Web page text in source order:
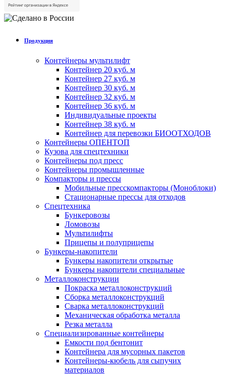
Продукция
Контейнеры мультилифт
Контейнер 20 куб. м
Контейнер 27 куб. м
Контейнер 30 куб. м
Контейнер 32 куб. м
Контейнер 36 куб. м
Индивидуальные проекты
Контейнер 38 куб. м
Контейнер для перевозки БИООТХОДОВ
Контейнеры ОПЕНТОП
Кузова для спецтехники
Контейнеры под пресс
Контейнеры промышленные
Компакторы и прессы
Мобильные пресскомпакторы (Моноблоки)
Стационарные прессы для отходов
Спецтехника
Бункеровозы
Ломовозы
Мультилифты
Прицепы и полуприцепы
Бункеры-накопители
Бункеры накопители открытые
Бункеры накопители специальные
Металлоконструкции
Покраска металлоконструкций
Сборка металлоконструкций
Сварка металлоконструкций
Механическая обработка металла
Резка металла
Специализированные контейнеры
Емкости под бентонит
Контейнера для мусорных пакетов
Контейнеры-кюбель для сыпучих
материалов